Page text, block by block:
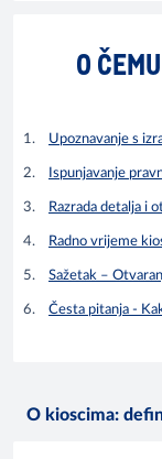
O
Upoznavanje s
Ispunjavanje
Razrada detalja i
Radno vrijeme
Sažetak –
Česta pitanja -
O kioscima: